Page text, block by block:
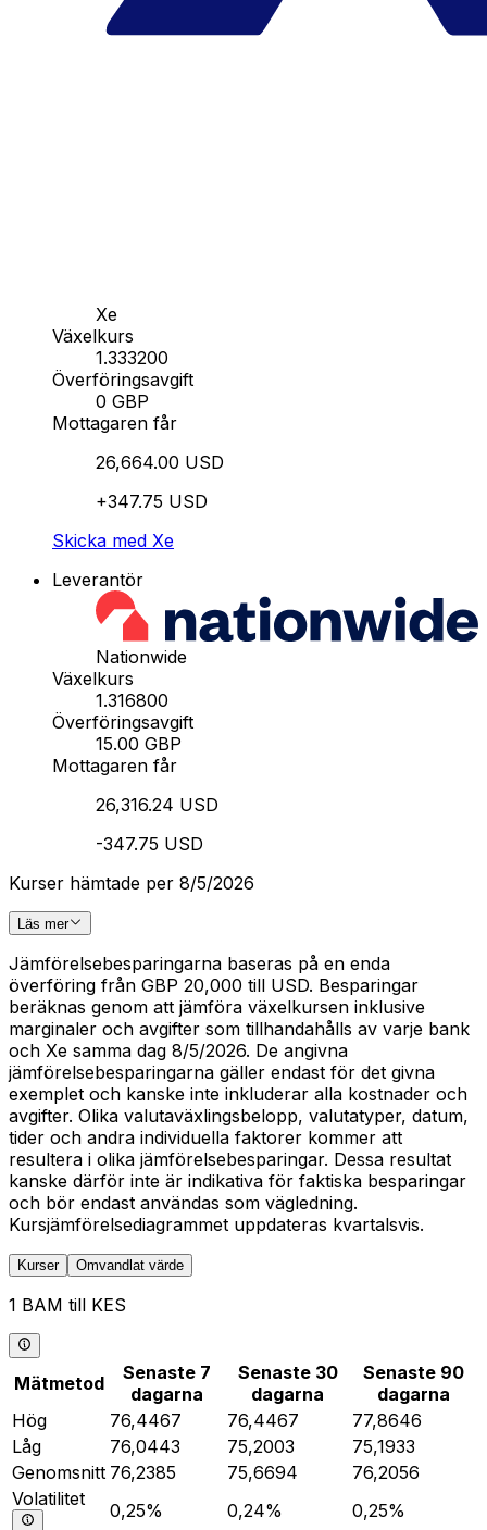
Xe
Växelkurs
1.333200
Överföringsavgift
0 GBP
Mottagaren får
26,664.00 USD
+347.75 USD
Skicka med Xe
Leverantör
Nationwide
Växelkurs
1.316800
Överföringsavgift
15.00 GBP
Mottagaren får
26,316.24 USD
-347.75 USD
Kurser hämtade per 8/5/2026
Läs mer
Jämförelsebesparingarna baseras på en enda
överföring från GBP 20,000 till USD. Besparingar
beräknas genom att jämföra växelkursen inklusive
marginaler och avgifter som tillhandahålls av varje bank
och Xe samma dag 8/5/2026. De angivna
jämförelsebesparingarna gäller endast för det givna
exemplet och kanske inte inkluderar alla kostnader och
avgifter. Olika valutaväxlingsbelopp, valutatyper, datum,
tider och andra individuella faktorer kommer att
resultera i olika jämförelsebesparingar. Dessa resultat
kanske därför inte är indikativa för faktiska besparingar
och bör endast användas som vägledning.
Kursjämförelsediagrammet uppdateras kvartalsvis.
Kurser Omvandlat värde
1 BAM till KES
Mätmetod
Senaste 7
dagarna
Senaste 30
dagarna
Senaste 90
dagarna
Hög
76,4467 76,4467
77,8646
Låg
76,0443 75,2003
75,1933
Genomsnitt 76,2385 75,6694
76,2056
Volatilitet
0,25% 0,24% 0,25%